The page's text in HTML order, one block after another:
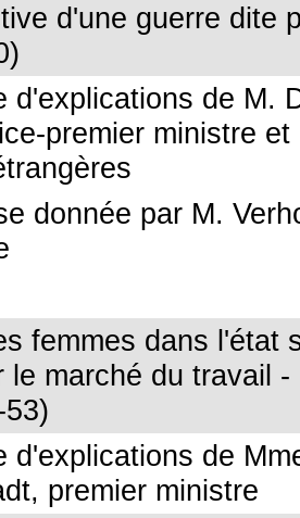
d'une guerre dite
d'explications de M.
premier ministre
donnée par M.
femmes dans l'état
le marché du travail -
d'explications de
premier ministre